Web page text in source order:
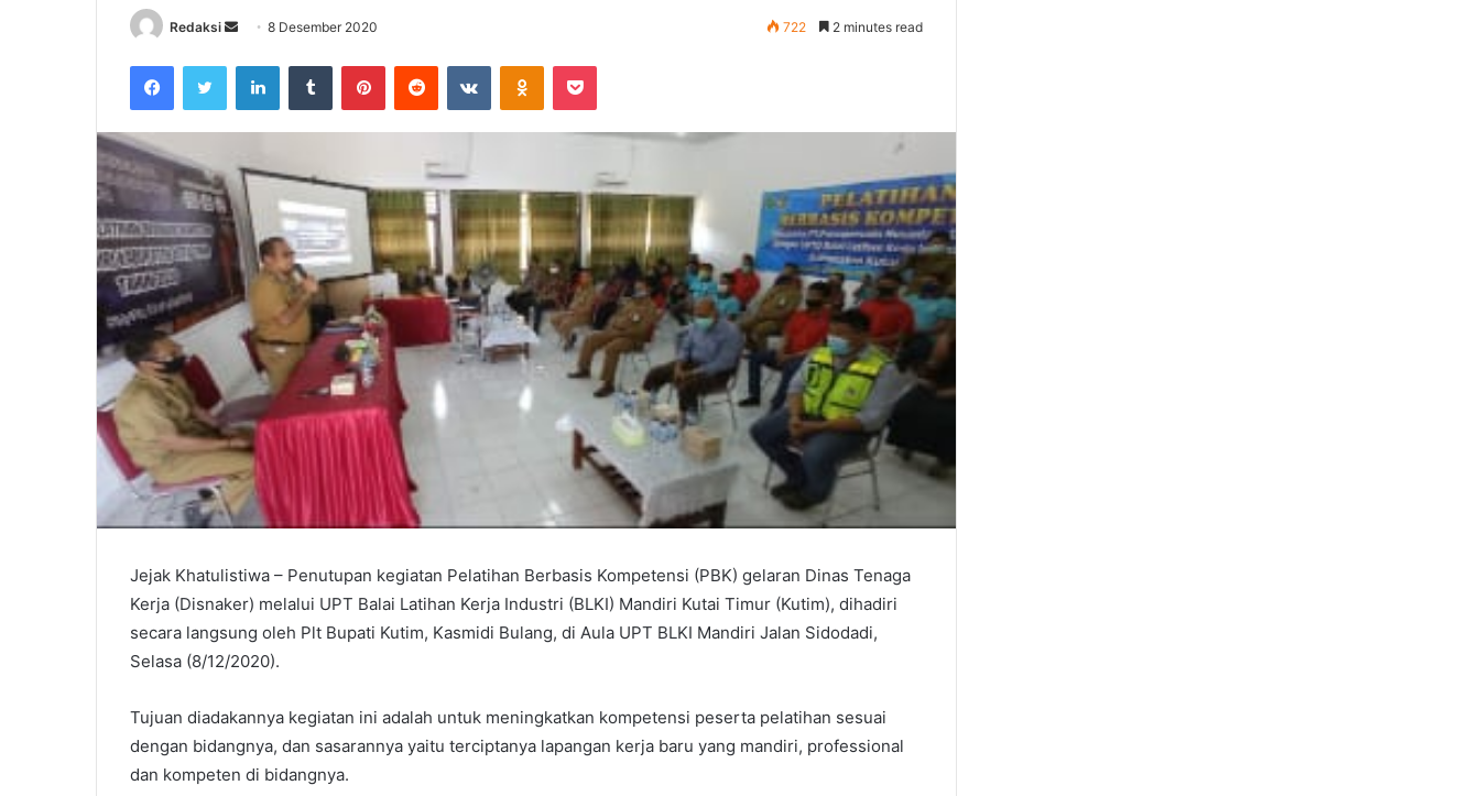
Redaksi
Send
email
8 Desember 2020 722 2 minutes read
FacebookTwitter LinkedInTumblr PinterestReddit VKontakteOdnoklassniki
Pocket
Jejak Khatulistiwa – Penutupan kegiatan Pelatihan Berbasis Kompetensi (PBK) gelaran Dinas Tenaga
Kerja (Disnaker) melalui UPT Balai Latihan Kerja Industri (BLKI) Mandiri Kutai Timur (Kutim), dihadiri
secara langsung oleh Plt Bupati Kutim, Kasmidi Bulang, di Aula UPT BLKI Mandiri Jalan Sidodadi,
Selasa (8/12/2020).
Tujuan diadakannya kegiatan ini adalah untuk meningkatkan kompetensi peserta pelatihan sesuai
dengan bidangnya, dan sasarannya yaitu terciptanya lapangan kerja baru yang mandiri, professional
dan kompeten di bidangnya.